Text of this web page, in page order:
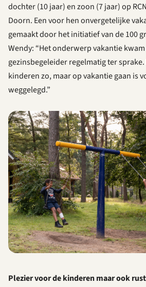
dochter (10 jaar) en zoon (7 jaar) op
Doorn. Een voor hen onvergetelijke
gemaakt door het initiatief van de 100
Wendy: “Het onderwerp vakantie
gezinsbegeleider regelmatig ter
kinderen zo, maar op vakantie gaan is
weggelegd.”
Plezier voor de kinderen maar ook